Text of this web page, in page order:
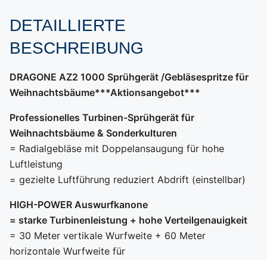
DETAILLIERTE
BESCHREIBUNG
DRAGONE AZ2 1000 Sprühgerät /Gebläsespritze für
Weihnachtsbäume***Aktionsangebot***
Professionelles Turbinen-Sprühgerät für
Weihnachtsbäume & Sonderkulturen
= Radialgebläse mit Doppelansaugung für hohe
Luftleistung
= gezielte Luftführung reduziert Abdrift (einstellbar)
HIGH-POWER Auswurfkanone
= starke Turbinenleistung + hohe Verteilgenauigkeit
= 30 Meter vertikale Wurfweite + 60 Meter
horizontale Wurfweite für